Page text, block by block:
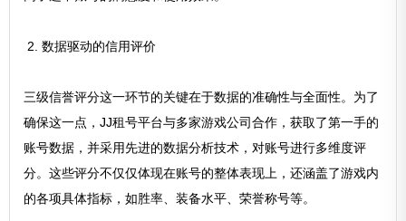
2. 数据驱动的信用评价
三级信誉评分这一环节的关键在于数据的准确性与全面性。为了
确保这一点，JJ租号平台与多家游戏公司合作，获取了第一手的
账号数据，并采用先进的数据分析技术，对账号进行多维度评
分。这些评分不仅仅体现在账号的整体表现上，还涵盖了游戏内
的各项具体指标，如胜率、装备水平、荣誉称号等。